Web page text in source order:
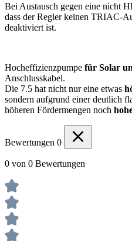
Bei Austausch gegen eine nicht
dass der Regler keinen TRIAC-
deaktiviert ist.
Hocheffizienzpumpe für Solar
Anschlusskabel.
Die 7.5 hat nicht nur eine etwas
sondern aufgrund einer deutlich
höheren Fördermengen noch
Bewertungen 0
0 von 0 Bewertungen